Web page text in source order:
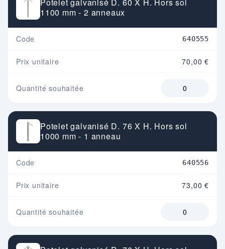
Potelet galvanisé D. 60 X H. Hors sol
1100 mm - 2 anneaux
Code 640555
Prix unitaire 70,00 €
Quantité souhaitée
Potelet galvanisé D. 76 X H. Hors sol
1000 mm - 1 anneau
Code 640556
Prix unitaire 73,00 €
Quantité souhaitée